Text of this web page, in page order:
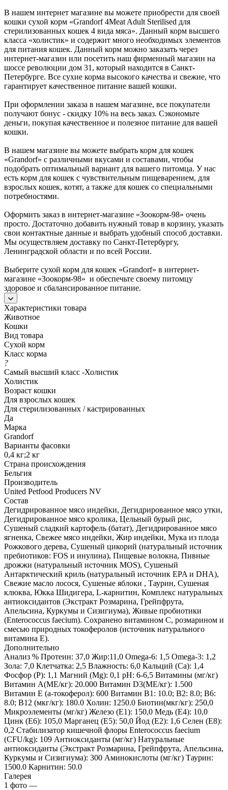
В нашем интернет магазине вы можете приобрести для своей
кошки сухой корм «Grandorf 4Meat Adult Sterilised для
стерилизованных кошек 4 вида мяса». Данный корм высшего
класса «холистик» и содержит много необходимых элементов
для питания кошек. Данный корм можно заказать через
интернет-магазин или посетить наш фирменный магазин на
шоссе революции дом 31, который находится в Санкт-
Петербурге. Все сухие корма высокого качества и свежие, что
гарантирует качественное питание вашей кошки.
При оформлении заказа в нашем магазине, все покупатели
получают бонус - скидку 10% на весь заказ. Сэкономьте
деньги, покупая качественное и полезное питание для вашей
кошки.
В нашем магазине вы можете выбрать корм для кошек
«Grandorf» с различными вкусами и составами, чтобы
подобрать оптимальный вариант для вашего питомца. У нас
есть корм для кошек с чувствительным пищеварением, для
взрослых кошек, котят, а также для кошек со специальными
потребностями.
Оформить заказ в интернет-магазине «Зоокорм-98» очень
просто. Достаточно добавить нужный товар в корзину, указать
свои контактные данные и выбрать удобный способ доставки.
Мы осуществляем доставку по Санкт-Петербургу,
Ленинградской области и по всей России.
Выберите сухой корм для кошек «Grandorf» в интернет-
магазине «Зоокорм-98» и обеспечьте своему питомцу
здоровое и сбалансированное питание.
Характеристики товара
Животное
Кошки
Вид товара
Сухой корм
Класс корма
?
Самый высший класс -Холистик
Холистик
Возраст кошки
Для взрослых кошек
Для стерилизованных / кастрированных
Да
Марка
Grandorf
Варианты фасовки
0,4 кг;2 кг
Страна происхождения
Бельгия
Производитель
United Petfood Producers NV
Состав
Дегидрированное мясо индейки, Дегидрированное мясо утки,
Дегидрированное мясо кролика, Цельный бурый рис,
Сушеный сладкий картофель (батат), Дегидрированное мясо
ягненка, Свежее мясо индейки, Жир индейки, Мука из плода
Рожкового дерева, Сушеный цикорий (натуральный источник
пребиотиков: FOS и инулина), Пищевые волокна, Пивные
дрожжи (натуральный источник MOS), Cушеный
Антарктический криль (натуральный источник EPA и DHA),
Свежие масло лосося, Сушеные яблоки , Таурин, Сушеная
клюква, Юкка Шидигера, L-карнитин, Комплекс натуральных
антиоксидантов (Экстракт Розмарина, Грейпфрута,
Апельсина, Куркумы и Сизигиума), Живые пробиотики
(Enterococcus faecium). Сохранено витамином С, розмарином и
смесью природных токоферолов (источник натурального
витамина Е).
Дополнительно
Анализ % Протеин: 37,0 Жир:11,0 Omega-6: 1,5 Omega-3: 1,2
Зола: 7,0 Клетчатка: 2,5 Влажность: 6,0 Кальций (Са): 1,4
Фосфор (P): 1,1 Магний (Mg): 0,1 pH: 6-6,5 Витамины (мг/кг)
Витамин A(МЕ/кг): 20.000 Витамин D3(МЕ/кг): 1.500
Витамин E (a-токоферол): 600 Витамин В1: 10.0; B2: 8.0; B6:
8.0; B12 (мкг/кг): 180.0 Холин: 1250.0 Биотин(мкг/кг): 250,0
Микроэлементы (мг/кг) Железо (E1): 150,0 Медь (Е4): 10,0
Цинк (E6): 105,0 Марганец (E5): 50,0 Йод (E2): 1,6 Селен (E8):
0,2 Стабилизатор кишечной флоры Enterococcus faecium
(CFU/kg): 109 Антиоксиданты (мг/кг) Натуральные
антиоксиданты (Экстракт Розмарина, Грейпфрута, Апельсина,
Куркумы и Сизигиума): 300 Аминокислоты (мг/кг) Таурин:
1500.0 Карнитин: 50.0
Галерея
1 фото —